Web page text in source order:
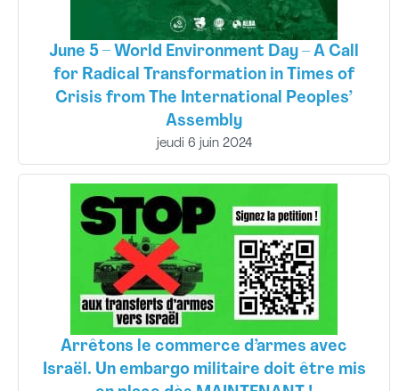
June 5 – World Environment Day – A Call
for Radical Transformation in Times of
Crisis from The International Peoples’
Assembly
jeudi 6 juin 2024
Arrêtons le commerce d’armes avec
Israël. Un embargo militaire doit être mis